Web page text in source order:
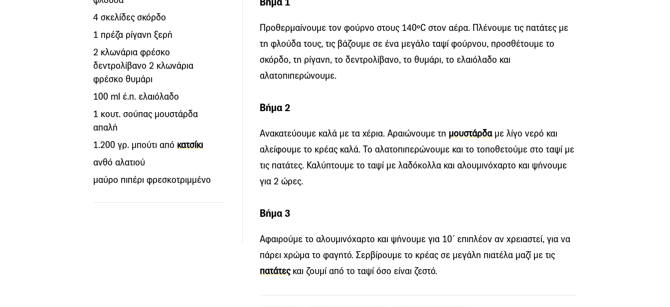
4 σκελίδες σκόρδο
1 πρέζα ρίγανη ξερή
2 κλωνάρια φρέσκο
δεντρολίβανο 2 κλωνάρια
φρέσκο θυµάρι
100 ml έ.π. ελαιόλαδο
1 κουτ. σούπας µουστάρδα
απαλή
1.200 γρ. µπούτι από κατσίκι
ανθό αλατιού
µαύρο πιπέρι φρεσκοτριµµένο
Προθερµαίνουµε τον φούρνο στους 140ºC στον αέρα. Πλένουµε τις πατάτες µε
τη φλούδα τους, τις βάζουµε σε ένα µεγάλο ταψί φούρνου, προσθέτουµε το
σκόρδο, τη ρίγανη, το δεντρολίβανο, το θυµάρι, το ελαιόλαδο και
αλατοπιπερώνουµε.
Βήμα 2
Ανακατεύουμε καλά µε τα χέρια. Αραιώνουμε τη μουστάρδαµε λίγο νερό και
αλείφουμε το κρέας καλά. Το αλατοπιπερώνουµε και το τοποθετούμε στο ταψί µε
τις πατάτες. Καλύπτουμε το ταψί µε λαδόκολλα και αλουµινόχαρτο και ψήνουµε
για 2 ώρες.
Βήμα 3
Αφαιρούμε το αλουμινόχαρτο και ψήνουμε για 10΄ επιπλέον αν χρειαστεί, για να
πάρει χρώµα το φαγητό. Σερβίρουµε το κρέας σε µεγάλη πιατέλα µαζί µε τις
πατάτεςκαι ζουµί από το ταψί όσο είναι ζεστό.